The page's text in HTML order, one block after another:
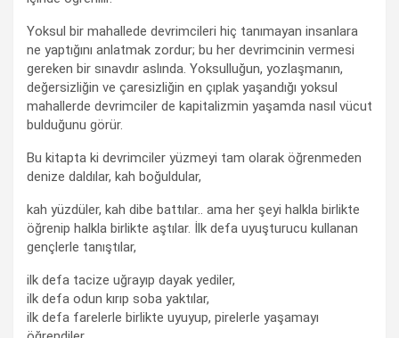
Yoksul bir mahallede devrimcileri hiç tanımayan insanlara
ne yaptığını anlatmak zordur; bu her devrimcinin vermesi
gereken bir sınavdır aslında. Yoksulluğun, yozlaşmanın,
değersizliğin ve çaresizliğin en çıplak yaşandığı yoksul
mahallerde devrimciler de kapitalizmin yaşamda nasıl vücut
bulduğunu görür.
Bu kitapta ki devrimciler yüzmeyi tam olarak öğrenmeden
denize daldılar, kah boğuldular,
kah yüzdüler, kah dibe battılar.. ama her şeyi halkla birlikte
öğrenip halkla birlikte aştılar. İlk defa uyuşturucu kullanan
gençlerle tanıştılar,
ilk defa tacize uğrayıp dayak yediler,
ilk defa odun kırıp soba yaktılar,
ilk defa farelerle birlikte uyuyup, pirelerle yaşamayı